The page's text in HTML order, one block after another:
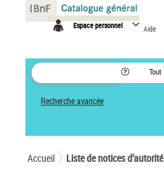
Espace personnel Aide
Tout
Recherche avancée
Accueil Liste de notices d’autorité
Panneau de gestion des cookies